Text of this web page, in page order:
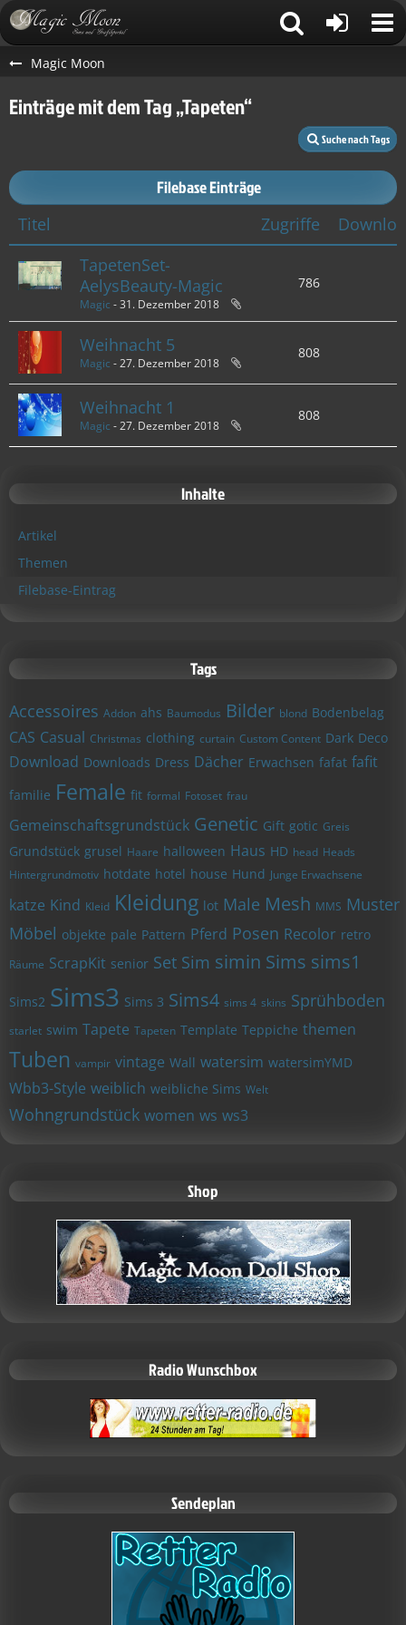
Magic Moon
Einträge mit dem Tag „Tapeten“
Suche nach Tags
Filebase Einträge
Titel Zugriffe
TapetenSet-
AelysBeauty-Magic
Magic -31. Dezember 2018
786
Weihnacht 5
Magic -27. Dezember 2018
808
Weihnacht 1
Magic -27. Dezember 2018
808
Inhalte
Artikel
Themen
Filebase-Eintrag
Tags
Accessoires Addon ahs Baumodus Bilder blond Bodenbelag
CAS Casual Christmas clothing curtain Custom Content Dark Deco
Download Downloads Dress Dächer Erwachsen fafat fafit
familie Female fit formal Fotoset frau
Gemeinschaftsgrundstück Genetic Gift gotic Greis
Grundstück grusel Haare halloween Haus HD head Heads
Hintergrundmotiv hotdate hotel house Hund Junge Erwachsene
katze Kind Kleid Kleidung lot Male Mesh MMS Muster
Möbel objekte pale Pattern Pferd Posen Recolor retro
Räume ScrapKit senior Set Sim simin Sims sims1
Sims2 Sims3 Sims 3 Sims4 sims 4 skins Sprühboden
starlet swim Tapete Tapeten Template Teppiche themen
Tuben vampir vintage Wall watersim watersimYMD
Wbb3-Style weiblich weibliche Sims Welt
Wohngrundstück women ws ws3
Shop
Radio Wunschbox
Sendeplan